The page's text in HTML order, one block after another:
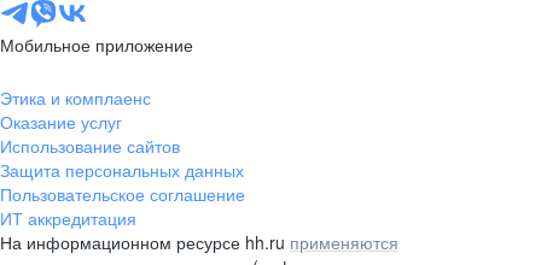
Мобильное приложение
Этика и комплаенс
Оказание услуг
Использование сайтов
Защита персональных данных
Пользовательское соглашение
ИТ аккредитация
На информационном ресурсе hh.ru применяются